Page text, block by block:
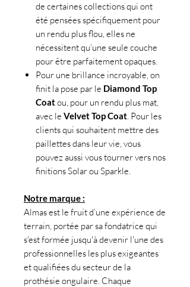
de certaines collections qui ont
été pensées spécifiquement pour
un rendu plus flou, elles ne
nécessitent qu’une seule couche
pour être parfaitement opaques.
Pour une brillance incroyable, on
finit la pose par le Diamond Top
Coatou, pour un rendu plus mat,
avec le Velvet Top Coat. Pour les
clients qui souhaitent mettre des
paillettes dans leur vie, vous
pouvez aussi vous tourner vers nos
finitions Solar ou Sparkle.
Notre marque :
Almas est le fruit d’une expérience de
terrain, portée par sa fondatrice qui
s'est formée jusqu'à devenir l'une des
professionnelles les plus exigeantes
et qualifiées du secteur de la
prothésie ongulaire. Chaque